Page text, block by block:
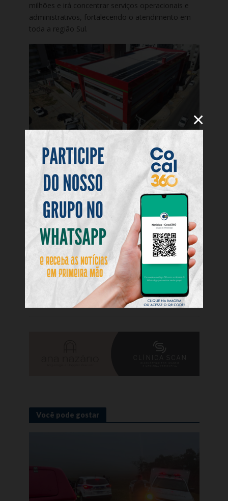
milhões e irá concentrar serviços operacionais e
administrativos, fortalecendo o atendimento em
toda a região Sul.
Segundo o comandante do 4º Batalhão, tenente-
coronel Henrique Piovezam da Silveira, as
entregas representam um avanço importante para
a corporação e para a população. “Essa nova
estrutura representa um marco para o Corpo de
Bombeiros Militar no Sul do estado. Além de
proporcionar melhores condições de trabalho aos
nossos bombeiros, fortalece o atendimento
prestado à população de toda a região”,
destacou.
Colaboração: Edna Schmitz — Assessora de
Imprensa do 4º Batalhão de Bombeiros Militar de
Você pode gostar
×